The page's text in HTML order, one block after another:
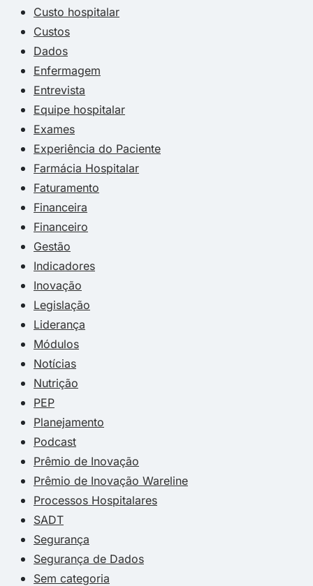
Custo hospitalar
Custos
Dados
Enfermagem
Entrevista
Equipe hospitalar
Exames
Experiência do Paciente
Farmácia Hospitalar
Faturamento
Financeira
Financeiro
Gestão
Indicadores
Inovação
Legislação
Liderança
Módulos
Notícias
Nutrição
PEP
Planejamento
Podcast
Prêmio de Inovação
Prêmio de Inovação Wareline
Processos Hospitalares
SADT
Segurança
Segurança de Dados
Sem categoria